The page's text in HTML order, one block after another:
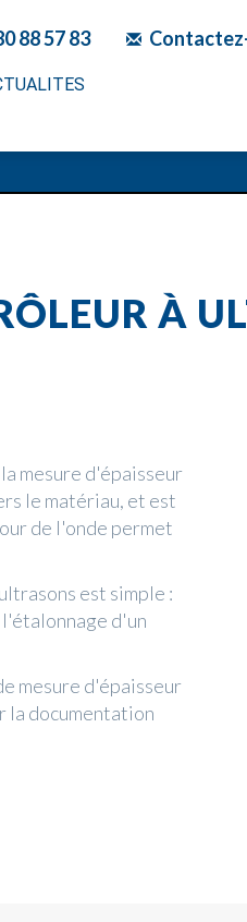
88 57 83
À
mesure d'épaisseur
le matériau, et est
de l'onde permet
est simple :
d'un
mesure d'épaisseur
la documentation